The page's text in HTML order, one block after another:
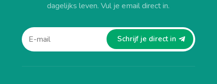
dagelijks leven. Vul je email direct in.
Schrijf je direct in